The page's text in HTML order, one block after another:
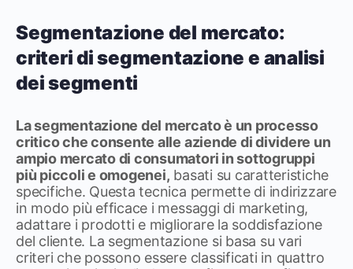
Segmentazione del mercato:
criteri di segmentazione e analisi
dei segmenti
La segmentazione del mercato è un processo
critico che consente alle aziende di dividere un
ampio mercato di consumatori in sottogruppi
più piccoli e omogenei, basati su caratteristiche
specifiche. Questa tecnica permette di indirizzare
in modo più efficace i messaggi di marketing,
adattare i prodotti e migliorare la soddisfazione
del cliente. La segmentazione si basa su vari
criteri che possono essere classificati in quattro